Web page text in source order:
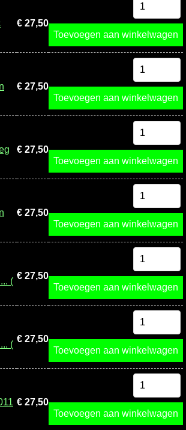
€ 27,50
Toevoegen aan winkelwagen
€ 27,50
Toevoegen aan winkelwagen
€ 27,50
Toevoegen aan winkelwagen
€ 27,50
Toevoegen aan winkelwagen
(
€ 27,50
Toevoegen aan winkelwagen
(
€ 27,50
Toevoegen aan winkelwagen
€ 27,50
Toevoegen aan winkelwagen